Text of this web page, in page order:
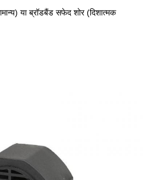
या ब्रॉडबैंड सफेद शोर (दिशात्मक